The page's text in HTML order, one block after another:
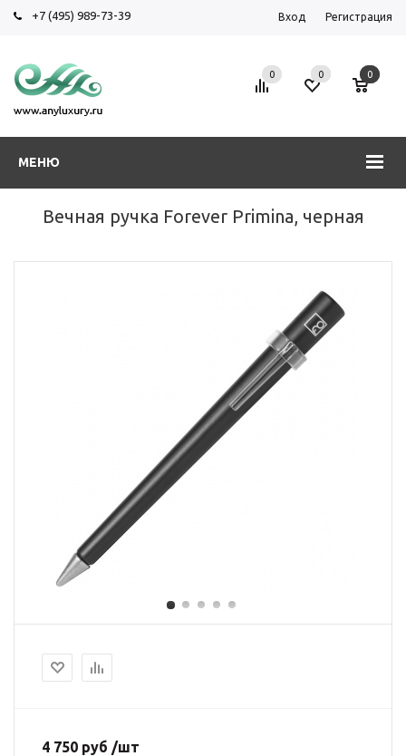
+7 (495) 989-73-39 Вход Регистрация
МЕНЮ
0 0 0
Вечная ручка Forever Primina, черная
4 750 руб /шт